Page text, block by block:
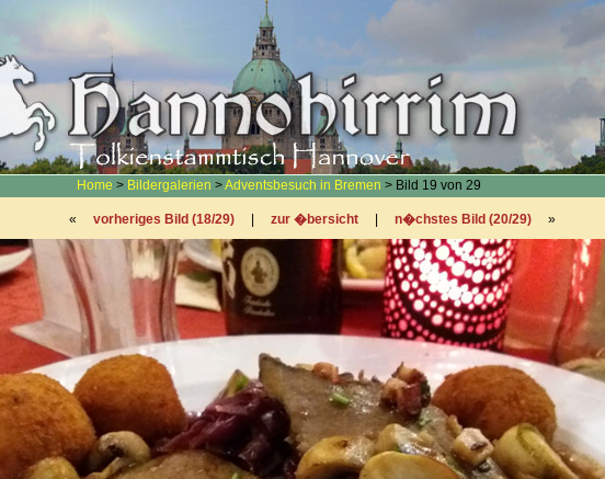
Home > Bildergalerien >Adventsbesuch in Bremen > Bild 19 von 29
« vorheriges Bild (18/29) zur �bersicht n�chstes Bild (20/29) »